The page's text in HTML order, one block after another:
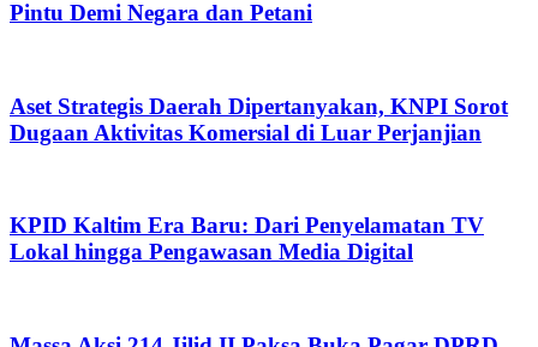
Pintu Demi Negara dan Petani
Aset Strategis Daerah Dipertanyakan, KNPI Sorot
Dugaan Aktivitas Komersial di Luar Perjanjian
KPID Kaltim Era Baru: Dari Penyelamatan TV
Lokal hingga Pengawasan Media Digital